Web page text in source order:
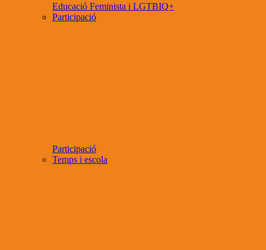
Educació Feminista i LGTBIQ+
Participació
Participació
Temps i escola